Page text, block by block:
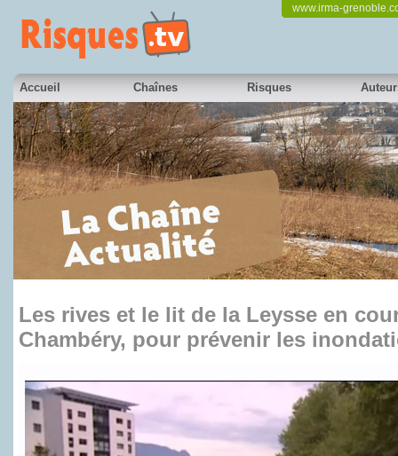
www.irma-
Accueil Chaînes Risques
en partenariat avec France 3 Alpes
Les rives et le lit de la Leysse en
Chambéry, pour prévenir les